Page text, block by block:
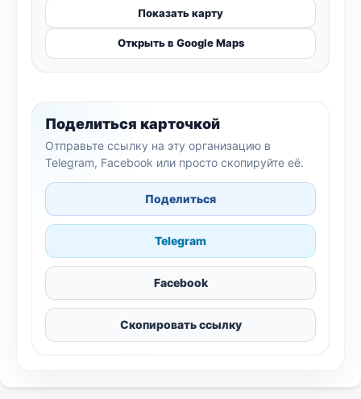
Показать карту
Открыть в Google Maps
Поделиться карточкой
Отправьте ссылку на эту организацию в
Telegram, Facebook или просто скопируйте её.
Поделиться
Telegram
Facebook
Скопировать ссылку